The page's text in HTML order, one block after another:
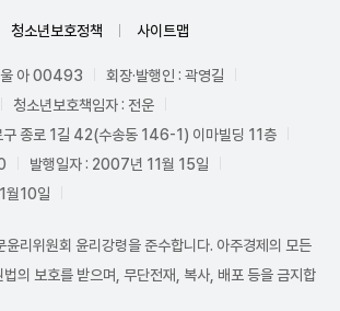
청소년보호정책 사이트맵
울 아 00493
회장·발행인 : 곽영길
청소년보호책임자 : 전운
구 종로 1길 42(수송동 146-1) 이마빌딩 11층
발행일자 : 2007년 11월 15일
월10일
윤리위원회 윤리강령을 준수합니다. 아주경제의 모든
의 보호를 받으며, 무단전재, 복사, 배포 등을 금지합